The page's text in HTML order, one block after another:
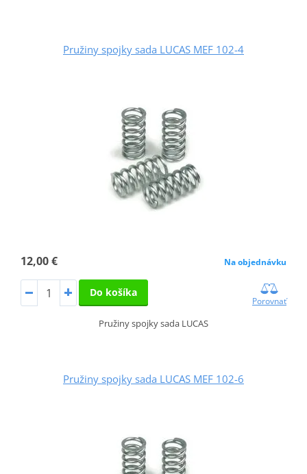
Pružiny spojky sada LUCAS MEF 102-4
12,00 € Na objednávku
Do košíka
Porovnať
Pružiny spojky sada LUCAS
Pružiny spojky sada LUCAS MEF 102-6